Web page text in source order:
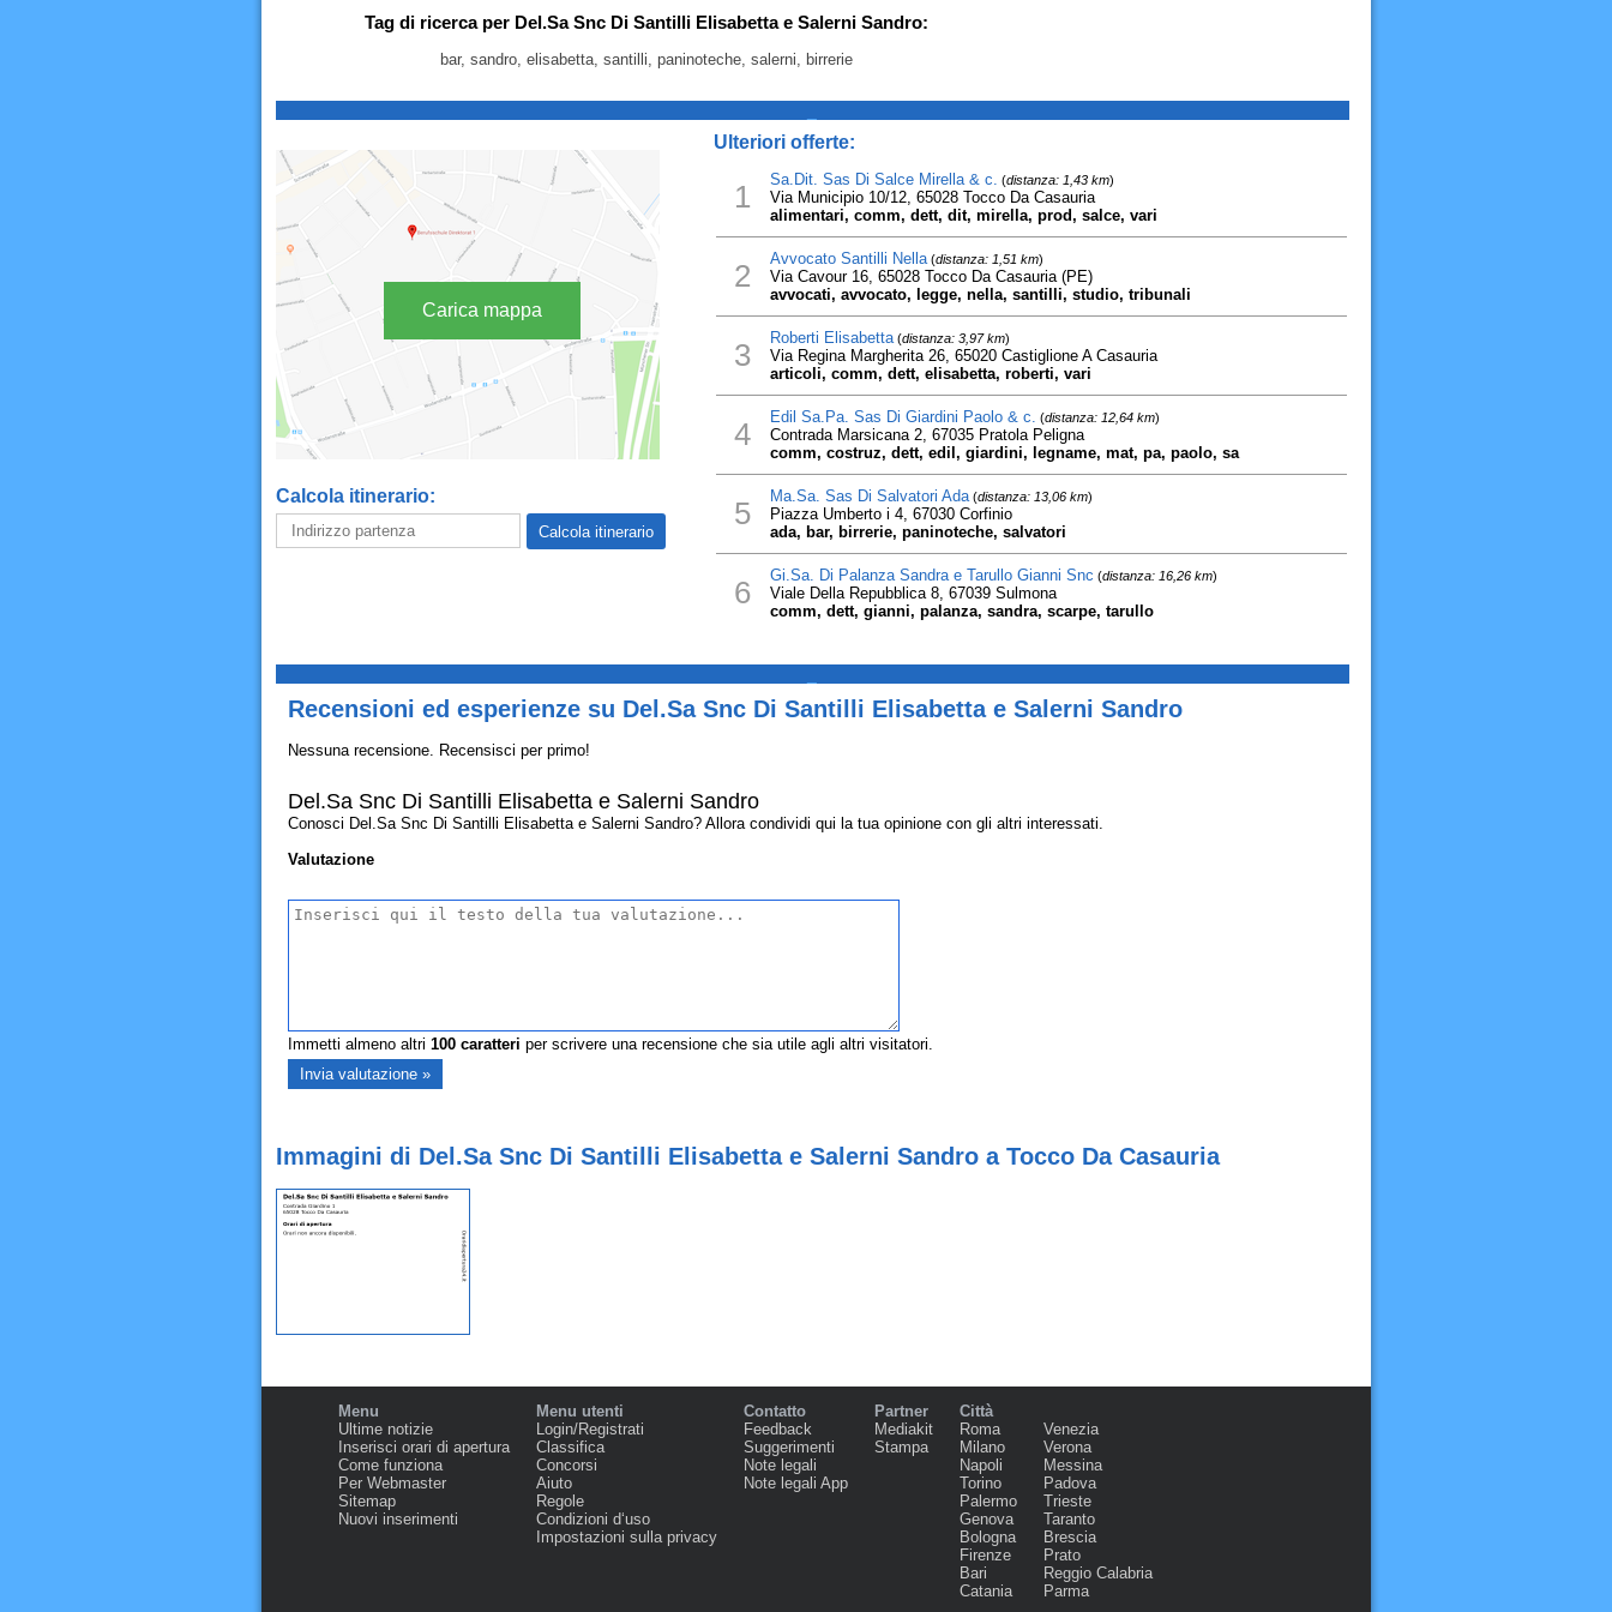
Tag di ricerca per Del.Sa Snc Di Santilli Elisabetta e Salerni Sandro:
bar, sandro, elisabetta, santilli, paninoteche, salerni, birrerie
Carica mappa
Calcola itinerario:
Ulteriori offerte:
1 Sa.Dit. Sas Di Salce Mirella & c. (distanza: 1,43 km)
Via Municipio 10/12, 65028 Tocco Da Casauria
alimentari, comm, dett, dit, mirella, prod, salce, vari
2 Avvocato Santilli Nella(distanza: 1,51 km)
Via Cavour 16, 65028 Tocco Da Casauria (PE)
avvocati, avvocato, legge, nella, santilli, studio, tribunali
3 Roberti Elisabetta(distanza: 3,97 km)
Via Regina Margherita 26, 65020 Castiglione A Casauria
articoli, comm, dett, elisabetta, roberti, vari
4 Edil Sa.Pa. Sas Di Giardini Paolo & c. (distanza: 12,64 km)
Contrada Marsicana 2, 67035 Pratola Peligna
comm, costruz, dett, edil, giardini, legname, mat, pa, paolo, sa
5 Ma.Sa. Sas Di Salvatori Ada(distanza: 13,06 km)
Piazza Umberto i 4, 67030 Corfinio
ada, bar, birrerie, paninoteche, salvatori
6 Gi.Sa. Di Palanza Sandra e Tarullo Gianni Snc (distanza: 16,26 km)
Viale Della Repubblica 8, 67039 Sulmona
comm, dett, gianni, palanza, sandra, scarpe, tarullo
Recensioni ed esperienze su Del.Sa Snc Di Santilli Elisabetta e Salerni Sandro
Nessuna recensione. Recensisci per primo!
Del.Sa Snc Di Santilli Elisabetta e Salerni Sandro
Conosci Del.Sa Snc Di Santilli Elisabetta e Salerni Sandro? Allora condividi qui la tua opinione con gli altri interessati.
Valutazione
Immetti almeno altri 100caratteri per scrivere una recensione che sia utile agli altri visitatori.
Immagini di Del.Sa Snc Di Santilli Elisabetta e Salerni Sandro a Tocco Da Casauria
Menu
Ultime notizie
Inserisci orari di apertura
Come funziona
Per Webmaster
Sitemap
Nuovi inserimenti
Menu utenti
Login/Registrati
Classifica
Concorsi
Aiuto
Regole
Condizioni d‘uso
Impostazioni sulla privacy
Contatto
Feedback
Suggerimenti
Note legali
Note legali App
Partner
Mediakit
Stampa
Città
Roma
Milano
Napoli
Torino
Palermo
Genova
Bologna
Firenze
Bari
Catania
Venezia
Verona
Messina
Padova
Trieste
Taranto
Brescia
Prato
Reggio Calabria
Parma